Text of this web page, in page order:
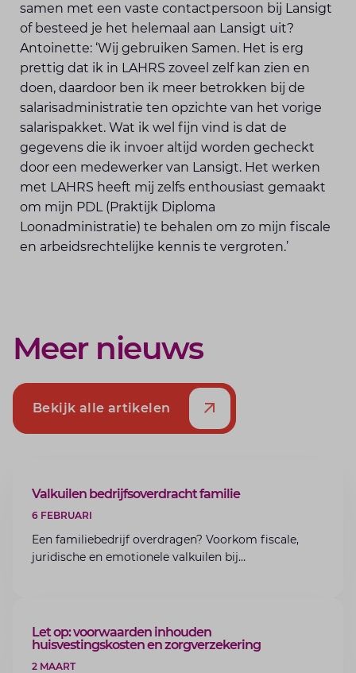
samen met een vaste contactpersoon bij Lansigt
of besteed je het helemaal aan Lansigt uit?
Antoinette: ‘Wij gebruiken Samen. Het is erg
prettig dat ik in LAHRS zoveel zelf kan zien en
doen, daardoor ben ik meer betrokken bij de
salarisadministratie ten opzichte van het vorige
salarispakket. Wat ik wel fijn vind is dat de
gegevens die ik invoer altijd worden gecheckt
door een medewerker van Lansigt. Het werken
met LAHRS heeft mij zelfs enthousiast gemaakt
om mijn PDL (Praktijk Diploma
Loonadministratie) te behalen om zo mijn fiscale
en arbeidsrechtelijke kennis te vergroten.’
Meer nieuws
Bekijk alle artikelen
ARTIKEL
Valkuilen bedrijfsoverdracht familie
6 FEBRUARI
Een familiebedrijf overdragen? Voorkom fiscale,
juridische en emotionele valkuilen bij
ARTIKEL
Let op: voorwaarden inhouden
huisvestingskosten en zorgverzekering
2 MAART